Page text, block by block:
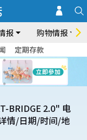
报 购物情报
定期存款
BRIDGE 2.0" 电
情/日期/时间/地